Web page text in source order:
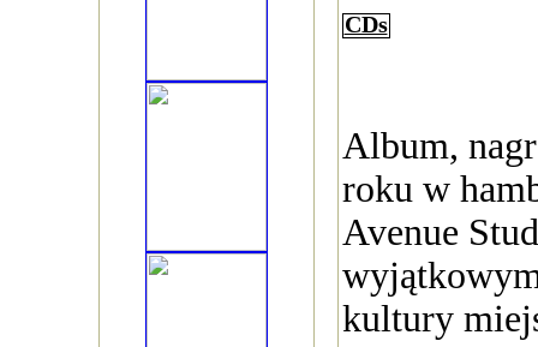
CDs
Album,
roku w
Avenue
kultury